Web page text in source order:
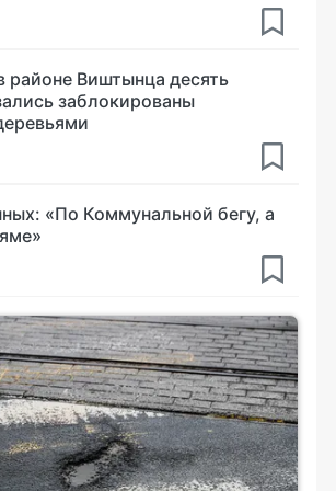
районе Виштынца десять
заблокированы
«По Коммунальной бегу, а